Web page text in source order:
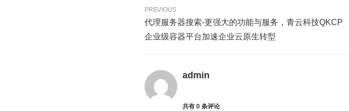
PREVIOUS
代理服务器搜索-更强大的功能与服务，青云科技QKCP
企业级容器平台加速企业云原生转型
admin
共有 0 条评论